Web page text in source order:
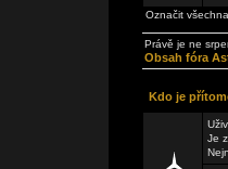
Označit
Právě je ne
Obsah fóra
Kdo je
Je